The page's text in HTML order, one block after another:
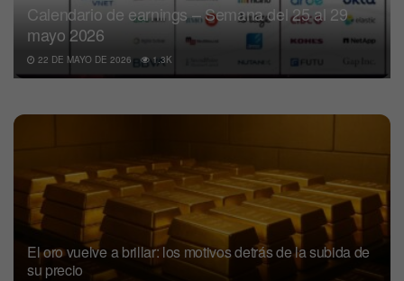
Calendario de earnings – Semana del 25 al 29
mayo 2026
22 DE MAYO DE 2026 1.3K
El oro vuelve a brillar: los motivos detrás de la subida de
su precio